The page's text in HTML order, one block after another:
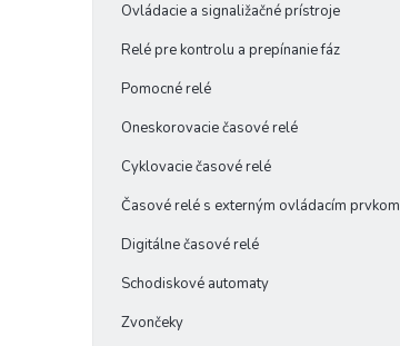
Ovládacie a signaližačné prístroje
Relé pre kontrolu a prepínanie fáz
Pomocné relé
Oneskorovacie časové relé
Cyklovacie časové relé
Časové relé s externým ovládacím prvkom
Digitálne časové relé
Schodiskové automaty
Zvončeky